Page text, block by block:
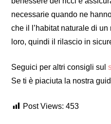
necessarie quando ne
che il l’habitat naturale di
loro, quindi il rilascio in
Seguici per altri consigli sul
Se ti è piaciuta la nostra
Post Views: 453